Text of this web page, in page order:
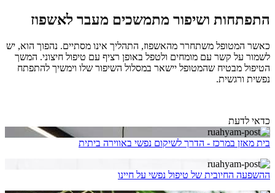
התפתחות ושיפור מתמשכים מעבר לאשפוז
כאשר המטופל משתחרר מהאשפוז, התהליך אינו מסתיים. נהפוך הוא, יש
לשמור על קשר עם מומחים ולטפל באופן רציף עם טיפול חיצוני. המשך
הטיפול מבטיח שהמטופל יישאר במסלול השיפור שלו וימשיך להתפתח
נפשית ורגשית.
כדאי לדעת
בית מאזן במרכז - הדרך לשיקום נפשי באווירה ביתית
ההשפעה החיובית של טיפול נפשי על חיינו